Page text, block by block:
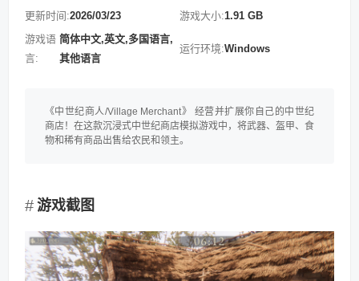
求游戏
登录/注册
更新时间:2026/03/23 游戏大小:1.91 GB
游戏语
言:
简体中文,英文,多国语言,
其他语言
运行环境:Windows
《中世纪商人/Village Merchant》 经营并扩展你自己的中世纪
商店！在这款沉浸式中世纪商店模拟游戏中，将武器、盔甲、食
物和稀有商品出售给农民和领主。
游戏截图